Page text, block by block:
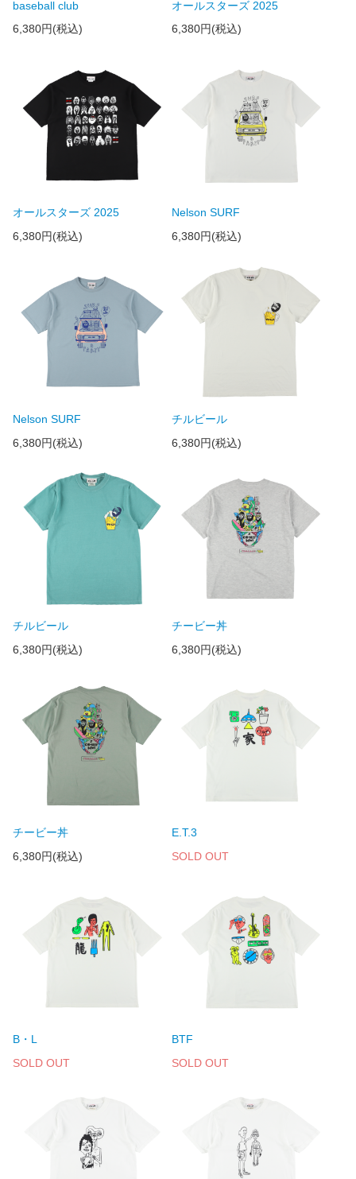
baseball club
6,380円(税込)
オールスターズ 2025
6,380円(税込)
オールスターズ 2025
6,380円(税込)
Nelson SURF
6,380円(税込)
Nelson SURF
6,380円(税込)
チルビール
6,380円(税込)
チルビール
6,380円(税込)
チービー丼
6,380円(税込)
チービー丼
6,380円(税込)
E.T.3
SOLD OUT
B・L
SOLD OUT
BTF
SOLD OUT